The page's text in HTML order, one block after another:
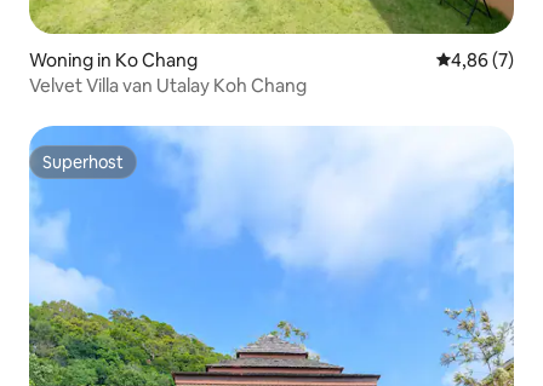
Woning in Ko Chang Gemiddelde
4,86 (7)
Velvet Villa van Utalay Koh Chang
Superhost
Superhost